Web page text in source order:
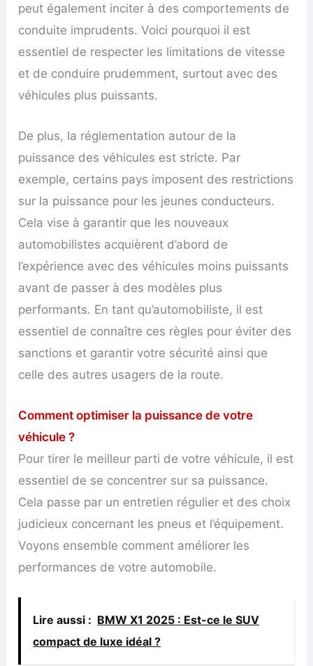
peut également inciter à des comportements de
conduite imprudents. Voici pourquoi il est
essentiel de respecter les limitations de vitesse
et de conduire prudemment, surtout avec des
véhicules plus puissants.
De plus, la réglementation autour de la
puissance des véhicules est stricte. Par
exemple, certains pays imposent des restrictions
sur la puissance pour les jeunes conducteurs.
Cela vise à garantir que les nouveaux
automobilistes acquièrent d’abord de
l’expérience avec des véhicules moins puissants
avant de passer à des modèles plus
performants. En tant qu’automobiliste, il est
essentiel de connaître ces règles pour éviter des
sanctions et garantir votre sécurité ainsi que
celle des autres usagers de la route.
Comment optimiser la puissance de votre
véhicule ?
Pour tirer le meilleur parti de votre véhicule, il est
essentiel de se concentrer sur sa puissance.
Cela passe par un entretien régulier et des choix
judicieux concernant les pneus et l’équipement.
Voyons ensemble comment améliorer les
performances de votre automobile.
Lire aussi : BMW X1 2025 : Est-ce le SUV
compact de luxe idéal ?